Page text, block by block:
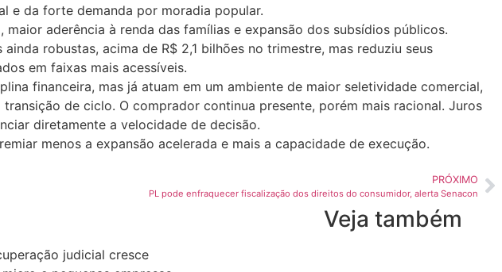
e da forte demanda por moradia popular.
aderência à renda das famílias e expansão dos subsídios públicos.
robustas, acima de R$ 2,1 bilhões no trimestre, mas reduziu seus
em faixas mais acessíveis.
financeira, mas já atuam em um ambiente de maior seletividade comercial,
de ciclo. O comprador continua presente, porém mais racional. Juros
diretamente a velocidade de decisão.
menos a expansão acelerada e mais a capacidade de execução.
PRÓXIMO
PL pode enfraquecer fiscalização dos direitos do consumidor, alerta Senacon
Veja também